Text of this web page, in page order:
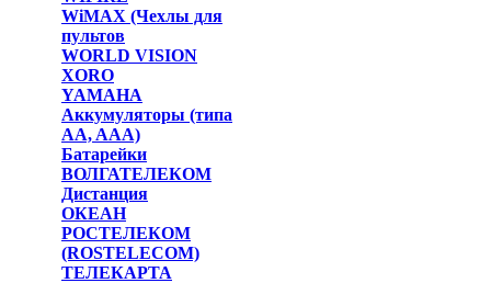
WiMAX (Чехлы для
пультов
WORLD VISION
XORO
YAMAHA
Аккумуляторы (типа
AA, AAA)
Батарейки
ВОЛГАТЕЛЕКОМ
Дистанция
ОКЕАН
РОСТЕЛЕКОМ
(ROSTELECOM)
ТЕЛЕКАРТА